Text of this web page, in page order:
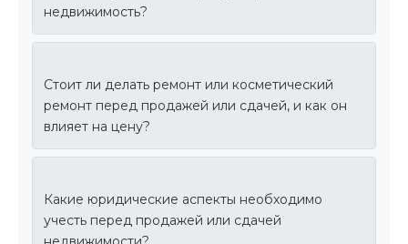
недвижимость?
Стоит ли делать ремонт или косметический
ремонт перед продажей или сдачей, и как он
влияет на цену?
Какие юридические аспекты необходимо
учесть перед продажей или сдачей